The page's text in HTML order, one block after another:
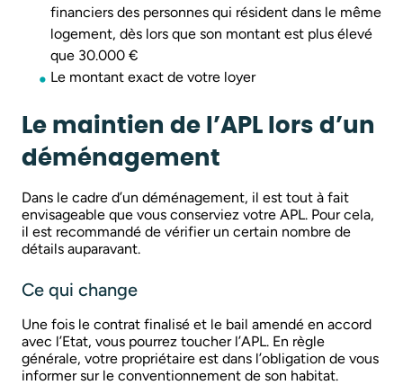
financiers des personnes qui résident dans le même
logement, dès lors que son montant est plus élevé
que 30.000 €
Le montant exact de votre loyer
Le maintien de l’APL lors d’un
déménagement
Dans le cadre d’un déménagement, il est tout à fait
envisageable que vous conserviez votre APL. Pour cela,
il est recommandé de vérifier un certain nombre de
détails auparavant.
Ce qui change
Une fois le contrat finalisé et le bail amendé en accord
avec l’Etat, vous pourrez toucher l’APL. En règle
générale, votre propriétaire est dans l’obligation de vous
informer sur le conventionnement de son habitat.